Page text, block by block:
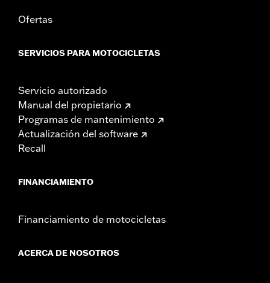
Ofertas
SERVICIOS PARA MOTOCICLETAS
Servicio autorizado
Manual del propietario
Programas de mantenimiento
Actualización del software
Recall
FINANCIAMIENTO
Financiamiento de motocicletas
ACERCA DE NOSOTROS